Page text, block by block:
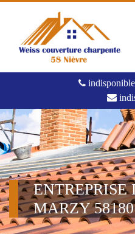
indisponible
ENTREPRISE
MARZY 58180